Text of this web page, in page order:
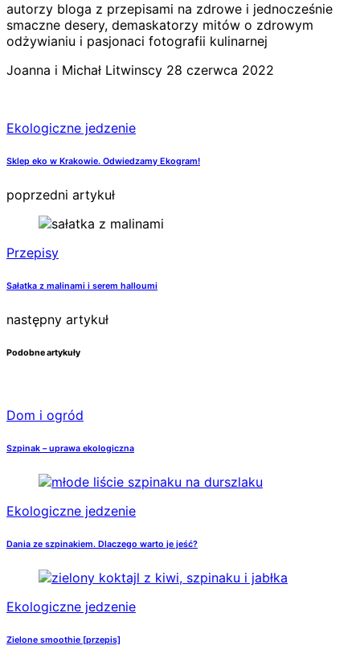
autorzy bloga z przepisami na zdrowe i jednocześnie
smaczne desery, demaskatorzy mitów o zdrowym
odżywianiu i pasjonaci fotografii kulinarnej
Joanna i Michał Litwinscy 28 czerwca 2022
Ekologiczne jedzenie
Sklep eko w Krakowie. Odwiedzamy Ekogram!
poprzedni artykuł
Przepisy
Sałatka z malinami i serem halloumi
następny artykuł
Podobne artykuły
Dom i ogród
Szpinak – uprawa ekologiczna
Ekologiczne jedzenie
Dania ze szpinakiem. Dlaczego warto je jeść?
Ekologiczne jedzenie
Zielone smoothie [przepis]